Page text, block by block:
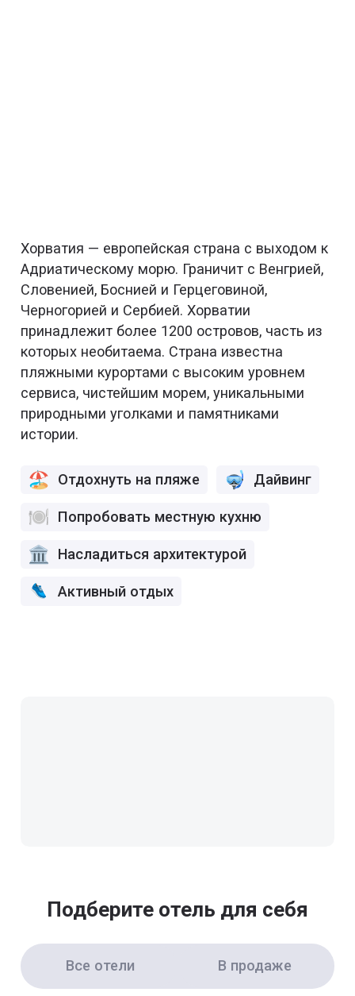
Хорватия — европейская страна с выходом к
Адриатическому морю. Граничит с Венгрией,
Словенией, Боснией и Герцеговиной,
Черногорией и Сербией. Хорватии
принадлежит более 1200 островов, часть из
которых необитаема. Страна известна
пляжными курортами с высоким уровнем
сервиса, чистейшим морем, уникальными
природными уголками и памятниками
истории.
Отдохнуть на пляже Дайвинг
Попробовать местную кухню
Насладиться архитектурой
Активный отдых
Подберите отель для себя
Все отели В продаже